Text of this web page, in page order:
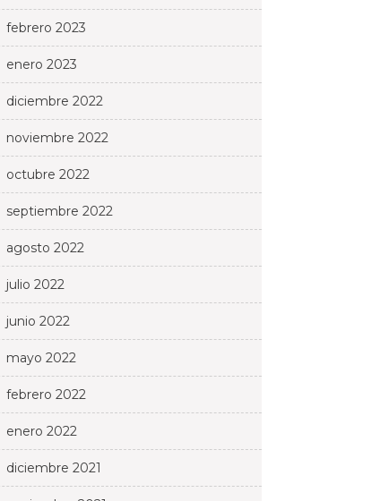
febrero 2023
enero 2023
diciembre 2022
noviembre 2022
octubre 2022
septiembre 2022
agosto 2022
julio 2022
junio 2022
mayo 2022
febrero 2022
enero 2022
diciembre 2021